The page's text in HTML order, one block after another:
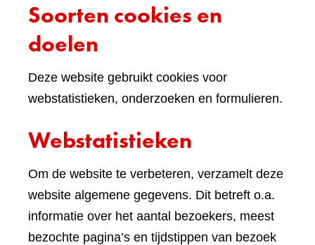
Soorten cookies en
doelen
Deze website gebruikt cookies voor
webstatistieken, onderzoeken en formulieren.
Webstatistieken
Om de website te verbeteren, verzamelt deze
website algemene gegevens. Dit betreft o.a.
informatie over het aantal bezoekers, meest
bezochte pagina’s en tijdstippen van bezoek